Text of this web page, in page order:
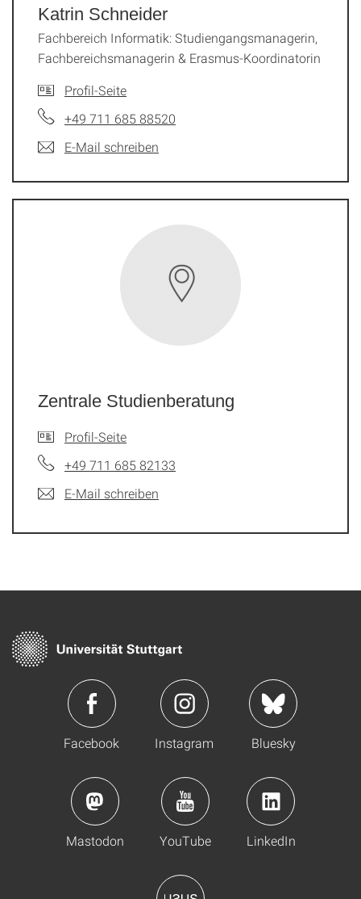
Katrin Schneider
Fachbereich Informatik: Studiengangsmanagerin,
Fachbereichsmanagerin & Erasmus-Koordinatorin
Profil-Seite
+49 711 685 88520
E-Mail schreiben
Zentrale Studienberatung
Profil-Seite
+49 711 685 82133
E-Mail schreiben
Facebook Instagram Bluesky
Mastodon YouTube LinkedIn